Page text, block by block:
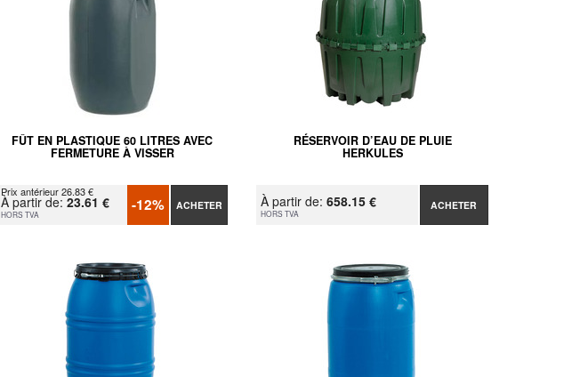
FÛT EN PLASTIQUE 60 LITRES AVEC
FERMETURE À VISSER
Prix antérieur 26.83 €
À partir de:23.61 €
HORS TVA -12% ACHETER
RÉSERVOIR D’EAU DE PLUIE
HERKULES
À partir de:658.15 €
HORS TVA
ACHETER